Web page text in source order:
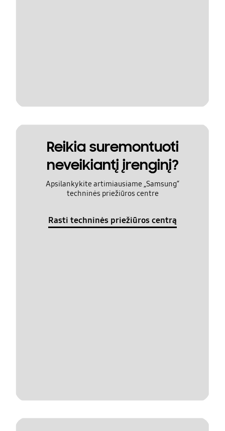
Reikia suremontuoti
neveikiantį įrenginį?
Apsilankykite artimiausiame „Samsung“
techninės priežiūros centre
Rasti techninės priežiūros centrą